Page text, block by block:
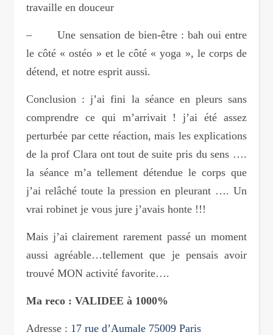
travaille en douceur
– Une sensation de bien-être : bah oui entre
le côté « ostéo » et le côté « yoga », le corps de
détend, et notre esprit aussi.
Conclusion : j’ai fini la séance en pleurs sans
comprendre ce qui m’arrivait ! j’ai été assez
perturbée par cette réaction, mais les explications
de la prof Clara ont tout de suite pris du sens ….
la séance m’a tellement détendue le corps que
j’ai relâché toute la pression en pleurant …. Un
vrai robinet je vous jure j’avais honte !!!
Mais j’ai clairement rarement passé un moment
aussi agréable…tellement que je pensais avoir
trouvé MON activité favorite….
Ma reco : VALIDEE à 1000%
Adresse : 17 rue d’Aumale 75009 Paris